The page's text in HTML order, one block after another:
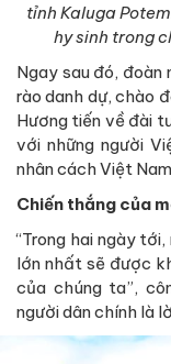
tỉnh Kaluga
hy sinh trong
Ngay sau đó, đoàn
rào danh dự, chào
Hương tiến về đài
với những người
nhân cách Việt
Chiến thắng của
“Trong hai ngày
lớn nhất sẽ được
của chúng ta”,
người dân chính là